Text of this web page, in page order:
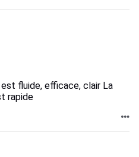
fluide, efficace, clair La
rapide